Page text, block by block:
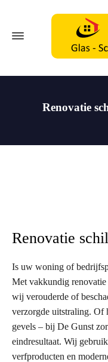
Renovatie
Renovatie
Is uw woning of
Met vakkundig
wij verouderde of
verzorgde uitstraling. Of
gevels – bij De Gunst
eindresultaat. Wij
verfproducten en